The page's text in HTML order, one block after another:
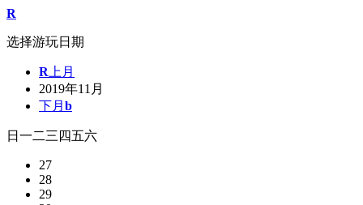
R
选择游玩日期
R 上月
2019年11月
下月 b
日 一二三 四五六
27
28
29